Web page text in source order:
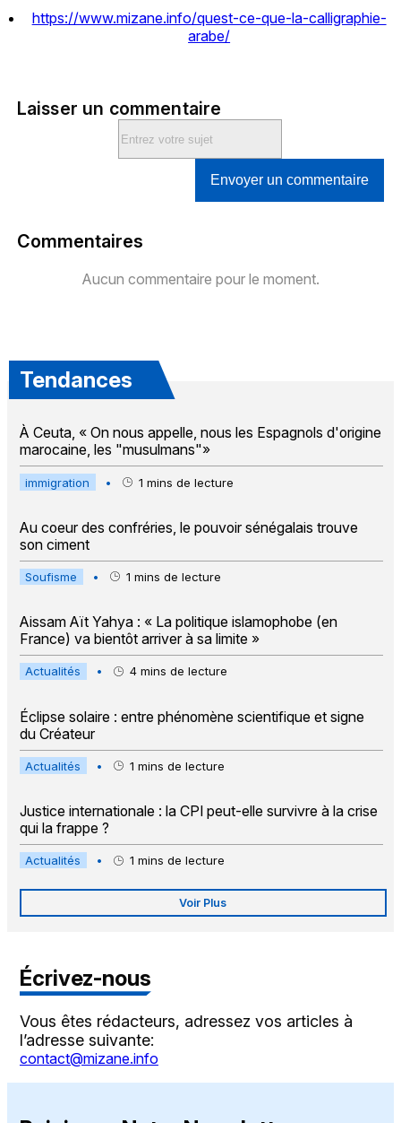
https://www.mizane.info/quest-ce-que-la-calligraphie-
arabe/
Laisser un commentaire
Envoyer un commentaire
Commentaires
Aucun commentaire pour le moment.
Tendances
À Ceuta, « On nous appelle, nous les Espagnols d'origine
marocaine, les "musulmans"»
immigration • 1 mins de lecture
Au coeur des confréries, le pouvoir sénégalais trouve
son ciment
Soufisme • 1 mins de lecture
Aissam Aït Yahya : « La politique islamophobe (en
France) va bientôt arriver à sa limite »
Actualités • 4 mins de lecture
Éclipse solaire : entre phénomène scientifique et signe
du Créateur
Actualités • 1 mins de lecture
Justice internationale : la CPI peut-elle survivre à la crise
qui la frappe ?
Actualités • 1 mins de lecture
Voir Plus
Écrivez-nous
Vous êtes rédacteurs, adressez vos articles à
l’adresse suivante:
contact@mizane.info